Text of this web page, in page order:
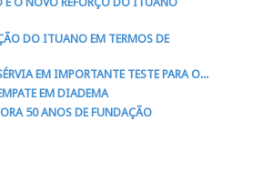
DO ITUANO EM TERMOS DE
EM IMPORTANTE TESTE PARA O...
EM DIADEMA
50 ANOS DE FUNDAÇÃO